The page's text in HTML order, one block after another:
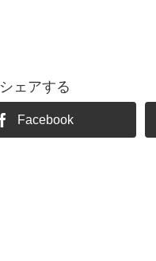
シェアする
Facebook